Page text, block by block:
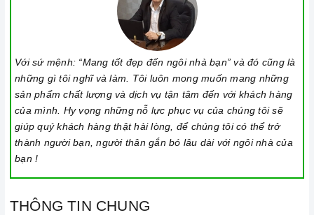
cảm ứng để tránh các mã lỗibếp điện từ
Bật bếp bằng cách chạm vào nút bật/ tắt trên bảng điều
khiển, và thao tác trượt để tăng giảm công suất/ nhiệt độ/
thời gian.
Đặt công suất/ nhiệt độ/ hẹn giờ và chế độ nấu Booster theo
hướng dẫn sử dụng.
Khóa trẻ em: sử dụng để bảo đảm an toàn nếu nhà có trẻ em
và để ngăn mọi tác động làm thay đổi các cài đặt trong quá
trình nấu. Tất cả các nút sẽ bị khóa và chương trình nấu vẫn
Với sứ mệnh: “Mang tốt đẹp đến ngôi nhà bạn” và đó cũng là
những gì tôi nghĩ và làm. Tôi luôn mong muốn mang những
sản phẩm chất lượng và dịch vụ tận tâm đến với khách hàng
của mình. Hy vọng những nỗ lực phục vụ của chúng tôi sẽ
giúp quý khách hàng thật hài lòng, để chúng tôi có thể trở
thành người bạn, người thân gắn bó lâu dài với ngôi nhà của
bạn !
THÔNG TIN CHUNG